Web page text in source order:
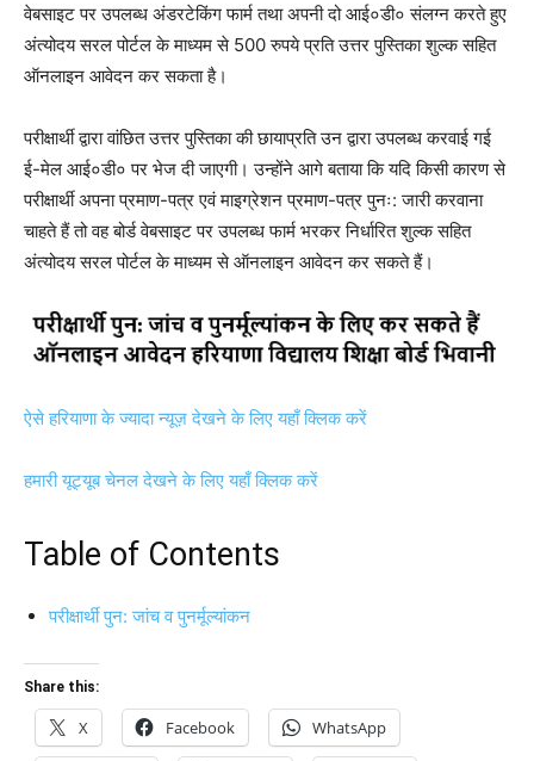
वेबसाइट पर उपलब्ध अंडरटेकिंग फार्म तथा अपनी दो आई०डी० संलग्न करते हुए
अंत्योदय सरल पोर्टल के माध्यम से 500 रुपये प्रति उत्तर पुस्तिका शुल्क सहित
ऑनलाइन आवेदन कर सकता है।
परीक्षार्थी द्वारा वांछित उत्तर पुस्तिका की छायाप्रति उन द्वारा उपलब्ध करवाई गई
ई-मेल आई०डी० पर भेज दी जाएगी। उन्होंने आगे बताया कि यदि किसी कारण से
परीक्षार्थी अपना प्रमाण-पत्र एवं माइग्रेशन प्रमाण-पत्र पुनः: जारी करवाना
चाहते हैं तो वह बोर्ड वेबसाइट पर उपलब्ध फार्म भरकर निर्धारित शुल्क सहित
अंत्योदय सरल पोर्टल के माध्यम से ऑनलाइन आवेदन कर सकते हैं।
ऐसे हरियाणा के ज्यादा न्यूज़ देखने के लिए यहाँ क्लिक करें
हमारी यूट्यूब चेनल देखने के लिए यहाँ क्लिक करें
Table of Contents
परीक्षार्थी पुन: जांच व पुनर्मूल्यांकन
Share this:
X Facebook WhatsApp